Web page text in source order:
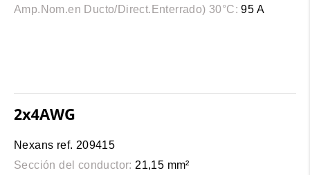
Amp.Nom.en Ducto/Direct.Enterrado) 30°C: 95 A
2x4AWG
Nexans ref. 209415
Sección del conductor: 21,15 mm²